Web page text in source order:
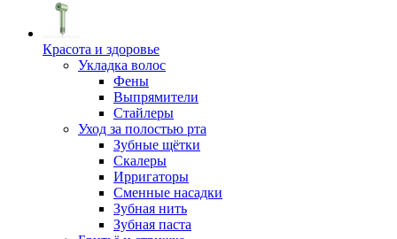
Красота и здоровье
Укладка волос
Фены
Выпрямители
Стайлеры
Уход за полостью рта
Зубные щётки
Скалеры
Ирригаторы
Сменные насадки
Зубная нить
Зубная паста